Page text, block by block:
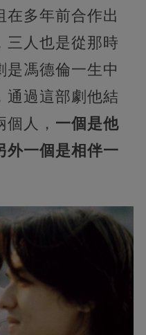
在多年前合作出
三人也是從那時
是馮德倫一生中
通過這部劇他結
人， 一個是他
外一個是相伴一